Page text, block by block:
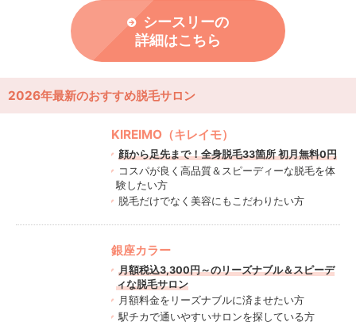
シースリーの
詳細はこちら
2026年最新のおすすめ脱毛サロン
KIREIMO（キレイモ）
顔から足先まで！全身脱毛33箇所 初月無料0円
コスパが良く高品質＆スピーディーな脱毛を体
験したい方
脱毛だけでなく美容にもこだわりたい方
銀座カラー
月額税込3,300円～のリーズナブル＆スピーデ
ィな脱毛サロン
月額料金をリーズナブルに済ませたい方
駅チカで通いやすいサロンを探している方